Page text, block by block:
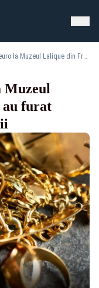
Jaf de milioane de euro la Muzeul Lalique din Franța: Hoții au furat aproximativ 20 de bijuterii
Muzeul
furat